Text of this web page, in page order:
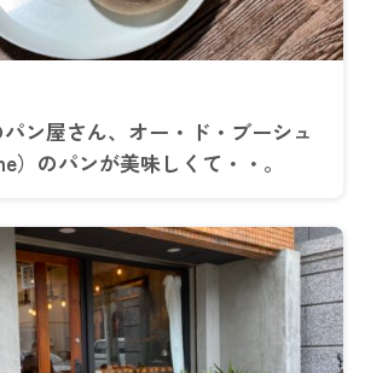
ン屋さん、オー・ド・ブーシュ
）のパンが美味しくて・・。